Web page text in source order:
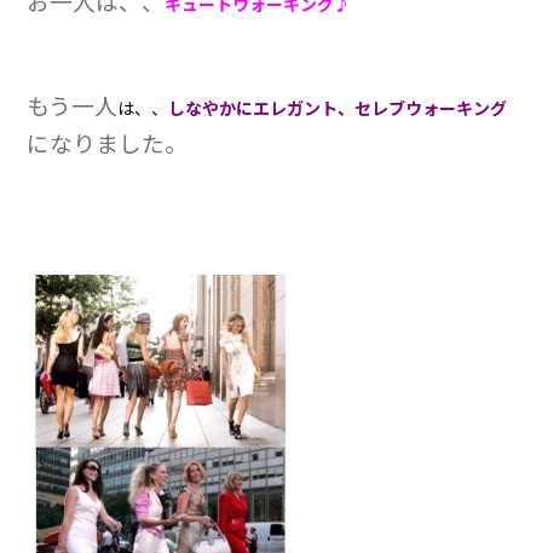
もう一人 は、、 しなやかにエレガント、セレブウォーキング
になりました。